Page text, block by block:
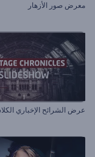
معرض صور الأزهار
عرض الشرائح الإخباري